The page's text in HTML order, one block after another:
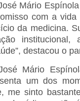
Mário
com a
da medicina.
destacou o
Mário
um dos
me sinto